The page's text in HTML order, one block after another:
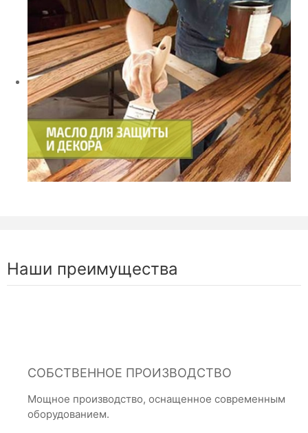
Наши преимущества
СОБСТВЕННОЕ ПРОИЗВОДСТВО
Мощное производство, оснащенное современным
оборудованием.